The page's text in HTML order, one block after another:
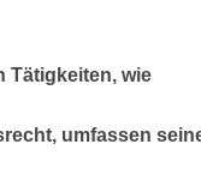
Tätigkeiten, wie
umfassen